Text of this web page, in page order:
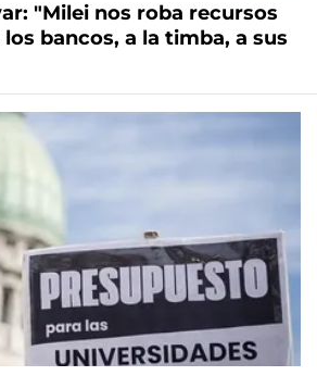
"Milei nos roba recursos
bancos, a la timba, a sus